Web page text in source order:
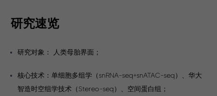
研究速览
研究对象： 人类母胎界面；
核心技术：单细胞多组学（snRNA-seq+snATAC-seq）、华大
智造时空组学技术（Stereo-seq）、空间蛋白组；